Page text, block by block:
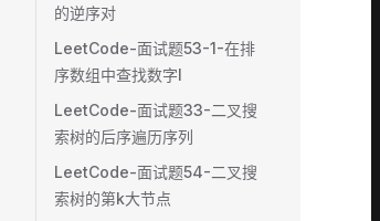
的逆序对
LeetCode-面试题53-1-在排
序数组中查找数字I
LeetCode-面试题33-二叉搜
索树的后序遍历序列
LeetCode-面试题54-二叉搜
索树的第k大节点